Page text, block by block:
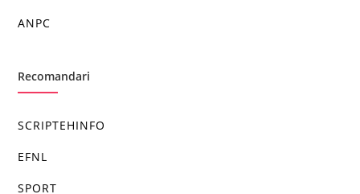
ANPC
Recomandari
SCRIPTEHINFO
EFNL
SPORT